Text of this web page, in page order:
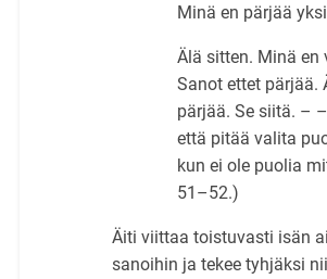
Minä en pärjää
Älä sitten. Minä en
Sanot ettet pärjää.
pärjää. Se siitä. –
että pitää valita
kun ei ole puolia
51–52.)
Äiti viittaa toistuvasti isän
sanoihin ja tekee tyhjäksi